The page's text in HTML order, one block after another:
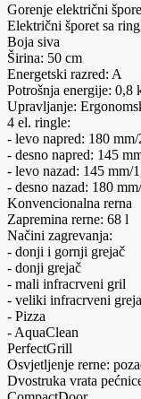
Gorenje električni
Električni šporet sa
Boja siva
Širina: 50 cm
Energetski razred: A
Potrošnja energije: 0,8
Upravljanje:
4 el. ringle:
- levo napred: 180
- desno napred: 145
- levo nazad: 145 mm/
- desno nazad: 180
Konvencionalna rerna
Zapremina rerne: 68 l
Načini zagrevanja:
- donji i gornji grejač
- donji grejač
- mali infracrveni gril
- veliki infracrveni
- Pizza
- AquaClean
PerfectGrill
Osvjetljenje rerne:
Dvostruka vrata